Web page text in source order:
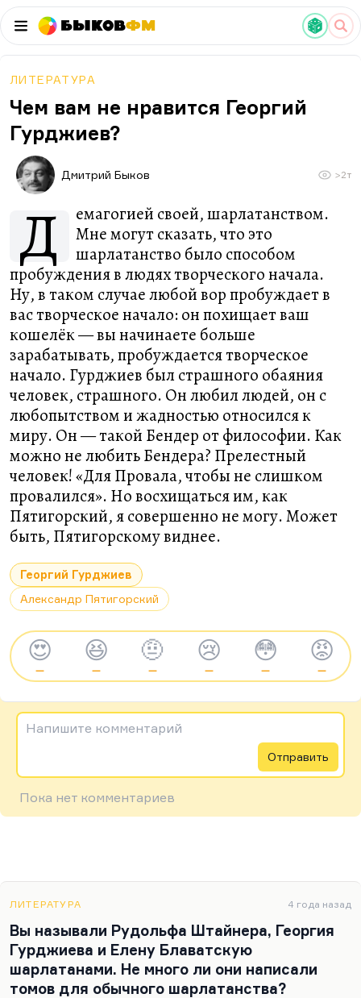
БыковФМ
ЛИТЕРАТУРА
Чем вам не нравится Георгий
Гурджиев?
Дмитрий Быков >2т
Д
емагогией своей, шарлатанством.
Мне могут сказать, что это
шарлатанство было способом
пробуждения в людях творческого начала.
Ну, в таком случае любой вор пробуждает в
вас творческое начало: он похищает ваш
кошелёк — вы начинаете больше
зарабатывать, пробуждается творческое
начало. Гурджиев был страшного обаяния
человек, страшного. Он любил людей, он с
любопытством и жадностью относился к
миру. Он — такой Бендер от философии. Как
можно не любить Бендера? Прелестный
человек! «Для Провала, чтобы не слишком
провалился». Но восхищаться им, как
Пятигорский, я совершенно не могу. Может
быть, Пятигорскому виднее.
Георгий Гурджиев
Александр Пятигорский
😍
—
😆
—
🤨
—
😢
—
😳
—
😡
—
Напишите комментарий
Отправить
Пока нет комментариев
ЛИТЕРАТУРА 4 года назад
Вы называли Рудольфа Штайнера, Георгия
Гурджиева и Елену Блаватскую
шарлатанами. Не много ли они написали
томов для обычного шарлатанства?